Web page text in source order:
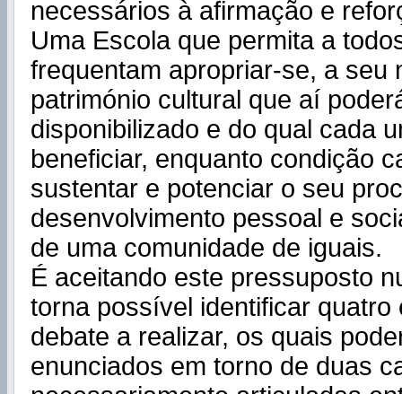
necessários à afirmação e
Uma Escola que permita a
frequentam apropriar-se, a seu
património cultural que aí
disponibilizado e do qual cada
beneficiar, enquanto condição
sustentar e potenciar o seu
desenvolvimento pessoal e
de uma comunidade de iguais.
É aceitando este pressuposto
torna possível identificar quatro
debate a realizar, os quais
enunciados em torno de duas